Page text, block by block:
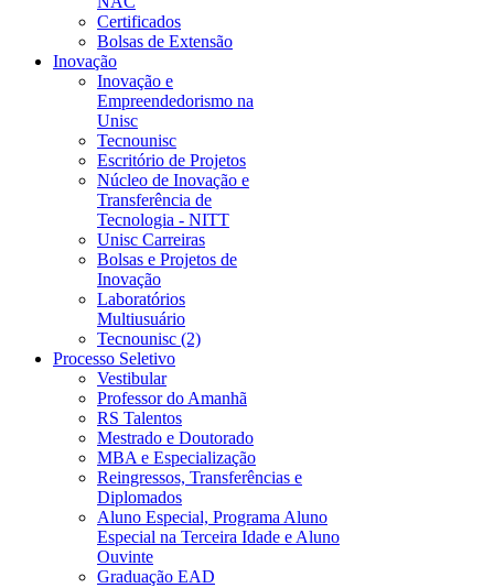
Certificados
Bolsas de Extensão
Inovação
Inovação e
Empreendedorismo na
Unisc
Tecnounisc
Escritório de Projetos
Núcleo de Inovação e
Transferência de
Tecnologia - NITT
Unisc Carreiras
Bolsas e Projetos de
Inovação
Laboratórios
Multiusuário
Tecnounisc (2)
Processo Seletivo
Vestibular
Professor do Amanhã
RS Talentos
Mestrado e Doutorado
MBA e Especialização
Reingressos, Transferências e
Diplomados
Aluno Especial, Programa Aluno
Especial na Terceira Idade e Aluno
Ouvinte
Graduação EAD